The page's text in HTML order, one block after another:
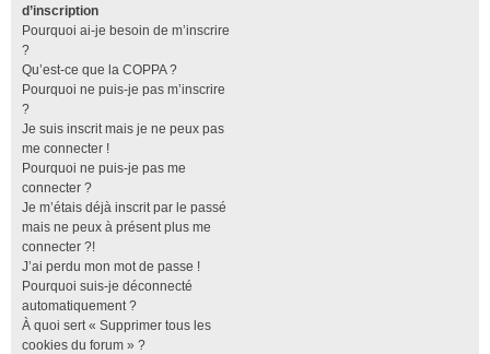
d’inscription
Pourquoi ai-je besoin de m’inscrire
?
Qu’est-ce que la COPPA ?
Pourquoi ne puis-je pas m’inscrire
?
Je suis inscrit mais je ne peux pas
me connecter !
Pourquoi ne puis-je pas me
connecter ?
Je m’étais déjà inscrit par le passé
mais ne peux à présent plus me
connecter ?!
J’ai perdu mon mot de passe !
Pourquoi suis-je déconnecté
automatiquement ?
À quoi sert « Supprimer tous les
cookies du forum » ?